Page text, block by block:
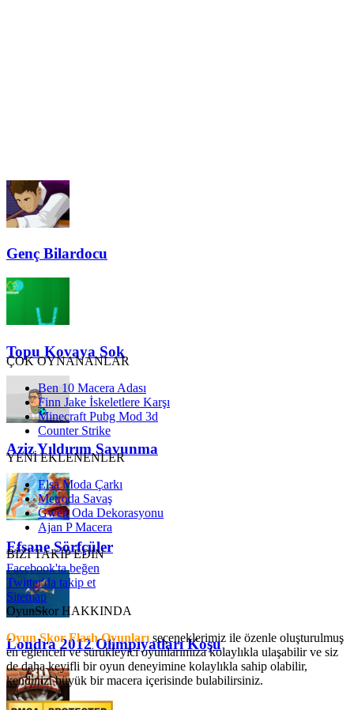
Genç Bilardocu
Topu Kovaya Sok
Aziz Yıldırım Savunma
Efsane Sörfçüler
Londra 2012 Olimpiyatları Koşu
ÇOK OYNANANLAR
Ben 10 Macera Adası
Finn Jake İskeletlere Karşı
Minecraft Pubg Mod 3d
Counter Strike
YENİ EKLENENLER
Elsa Moda Çarkı
Metroda Savaş
Gwen Oda Dekorasyonu
Ajan P Macera
BİZİ TAKİP EDİN
Facebook'ta beğen
Twitter'da takip et
Sitemap
OyunSkor HAKKINDA
Oyun Skor Flash Oyunları seçeneklerimiz ile özenle oluşturulmuş
en eğlenceli ve sürükleyici oyunlarımıza kolaylıkla ulaşabilir ve siz
de daha keyifli bir oyun deneyimine kolaylıkla sahip olabilir,
kendinizi büyük bir macera içerisinde bulabilirsiniz.